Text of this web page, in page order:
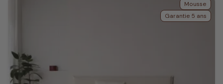
Mousse
Garantie 5 ans